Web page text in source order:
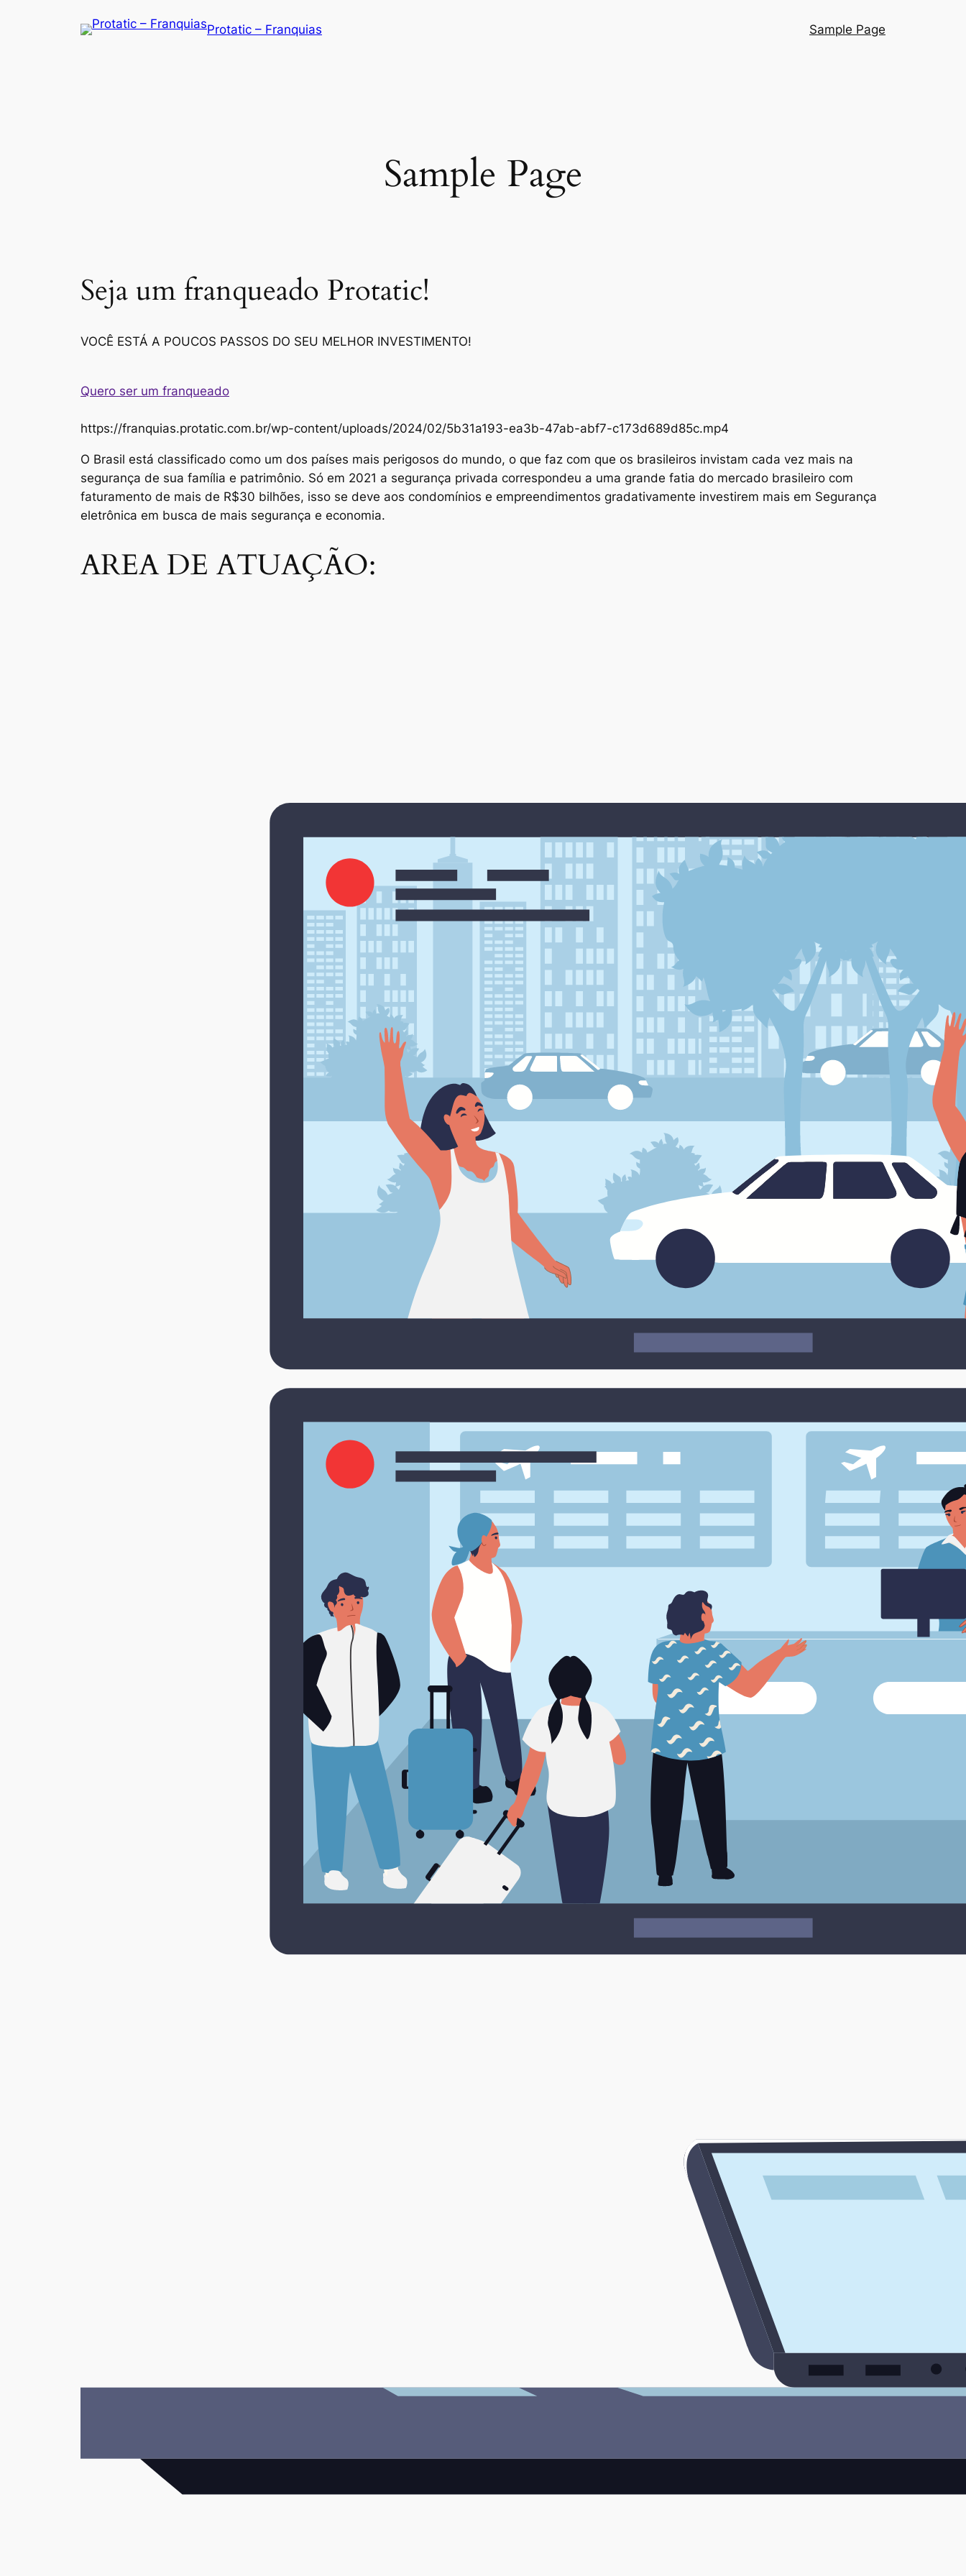
Protatic – Franquias Sample Page
Sample Page
Seja um franqueado Protatic!
VOCÊ ESTÁ A POUCOS PASSOS DO SEU MELHOR INVESTIMENTO!
Quero ser um franqueado
https://franquias.protatic.com.br/wp-content/uploads/2024/02/5b31a193-ea3b-47ab-abf7-c173d689d85c.mp4
O Brasil está classificado como um dos países mais perigosos do mundo, o que faz com que os brasileiros invistam cada vez mais na
segurança de sua família e patrimônio. Só em 2021 a segurança privada correspondeu a uma grande fatia do mercado brasileiro com
faturamento de mais de R$30 bilhões, isso se deve aos condomínios e empreendimentos gradativamente investirem mais em Segurança
eletrônica em busca de mais segurança e economia.
AREA DE ATUAÇÃO: